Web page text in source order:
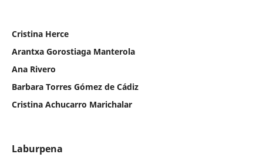
Cristina Herce
Arantxa Gorostiaga Manterola
Ana Rivero
Barbara Torres Gómez de Cádiz
Cristina Achucarro Marichalar
Laburpena